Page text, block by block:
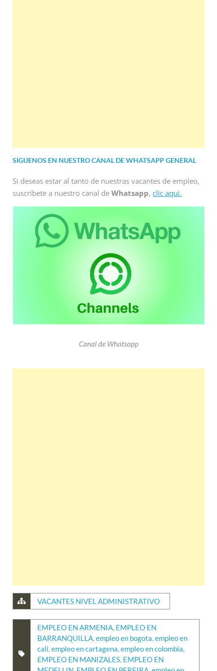
SIGUENOS EN NUESTRO CANAL DE WHATSAPP GENERAL
Si deseas estar al tanto de nuestras vacantes de empleo,
suscríbete a nuestro canal deWhatsapp,clic aqui.
Canal de Whatsapp
VACANTES NIVEL ADMINISTRATIVO
EMPLEO EN ARMENIA, EMPLEO EN
BARRANQUILLA,empleo en bogota,empleo en
cali,empleo en cartagena,empleo en colombia,
EMPLEO EN MANIZALES, EMPLEO EN